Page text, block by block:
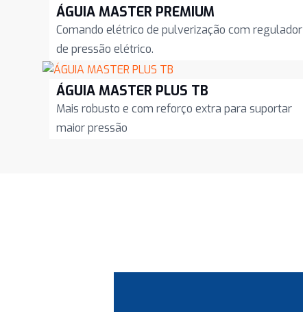
ÁGUIA MASTER PREMIUM
Comando elétrico de pulverização com regulador
de pressão elétrico.
ÁGUIA MASTER PLUS TB
Mais robusto e com reforço extra para suportar
maior pressão